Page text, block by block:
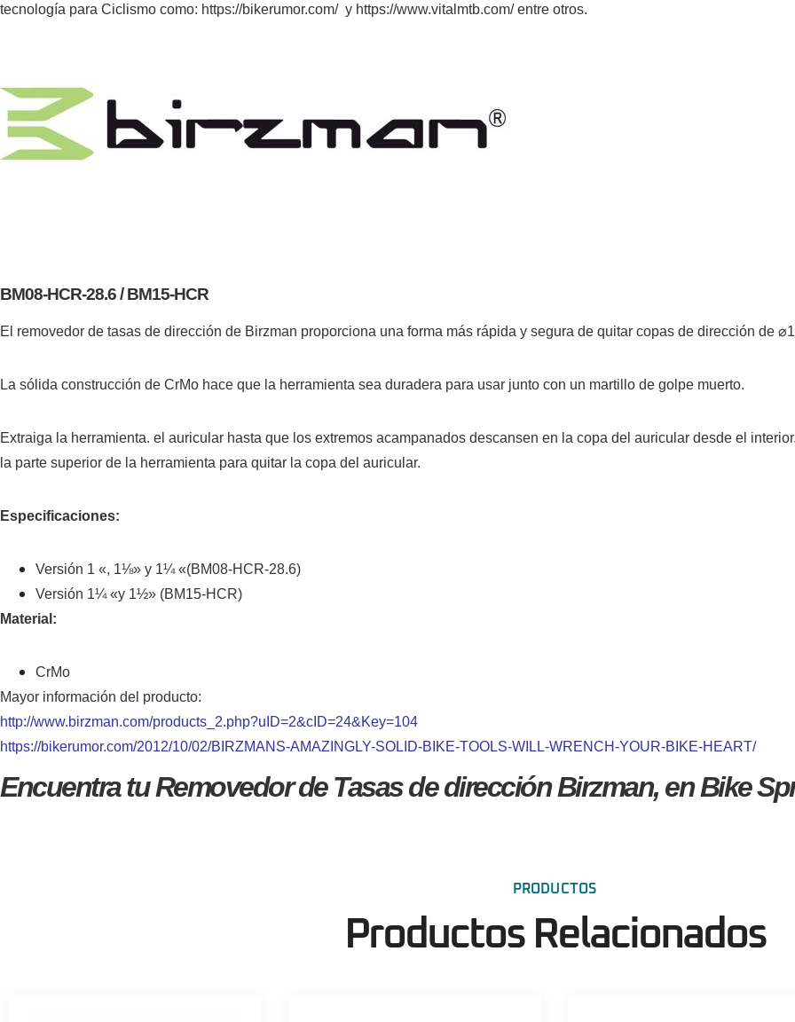
tecnología para Ciclismo como: https://bikerumor.com/ y https://www.vitalmtb.com/entre otros.
BM08-HCR-28.6 / BM15-HCR
El removedor de tasas de dirección de Birzman proporciona una forma más rápida y segura de quitar copas de dirección de
La sólida construcción de CrMo hace que la herramienta sea duradera para usar junto con un martillo de golpe muerto.
Extraiga la herramienta. el auricular hasta que los extremos acampanados descansen en la copa del auricular desde el
la parte superior de la herramienta para quitar la copa del auricular.
Especificaciones:
Versión 1 «, 1⅛» y 1¼ «(BM08-HCR-28.6)
Versión 1¼ «y 1½» (BM15-HCR)
Material:
CrMo
Mayor información del producto:
http://www.birzman.com/products_2.php?uID=2&cID=24&Key=104
https://bikerumor.com/2012/10/02/BIRZMANS-AMAZINGLY-SOLID-BIKE-TOOLS-WILL-WRENCH-YOUR-BIKE-HEART/
Encuentra tu Removedor de Tasas de dirección Birzman, en Bike
PRODUCTOS
Productos Relacionados